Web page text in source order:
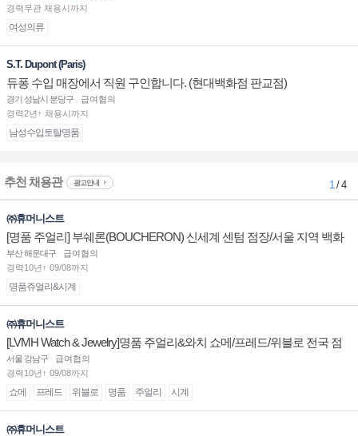
경력무관 채용시까지
여성의류
S.T. Dupont (Paris)
듀퐁 수입 매장에서 직원 구인합니다. (현대백화점 판교점)
경기 성남시 분당구
급여협의
경력2년↑ 채용시까지
남성수입토탈명품
추천 채용관 광고안내 1/ 4
㈜휴머니스트
[명품 주얼리] 부쉐론(BOUCHERON) 신세계 센텀 점장/서울 지역 백화
점 판매사원 채용
부산 해운대구
급여협의
경력10년↑ 09/08까지
명품쥬얼리&시계
㈜휴머니스트
[LVMH Watch & Jewelry]명품 주얼리&와치 쇼메/프레드/위블로 전국 점
장/부점장/판매사원 채용
서울 강남구
급여협의
경력10년↑ 09/08까지
쇼메 프레드 위블로 명품 주얼리 시계
㈜휴머니스트